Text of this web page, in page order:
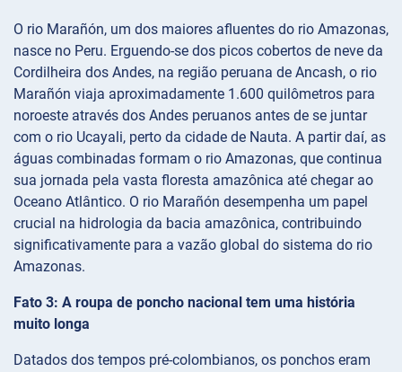
O rio Marañón, um dos maiores afluentes do rio Amazonas,
nasce no Peru. Erguendo-se dos picos cobertos de neve da
Cordilheira dos Andes, na região peruana de Ancash, o rio
Marañón viaja aproximadamente 1.600 quilômetros para
noroeste através dos Andes peruanos antes de se juntar
com o rio Ucayali, perto da cidade de Nauta. A partir daí, as
águas combinadas formam o rio Amazonas, que continua
sua jornada pela vasta floresta amazônica até chegar ao
Oceano Atlântico. O rio Marañón desempenha um papel
crucial na hidrologia da bacia amazônica, contribuindo
significativamente para a vazão global do sistema do rio
Amazonas.
Fato 3: A roupa de poncho nacional tem uma história
muito longa
Datados dos tempos pré-colombianos, os ponchos eram